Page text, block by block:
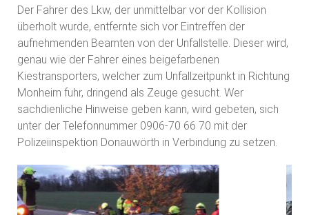
Der Fahrer des Lkw, der unmittelbar vor der Kollision
überholt wurde, entfernte sich vor Eintreffen der
aufnehmenden Beamten von der Unfallstelle. Dieser wird,
genau wie der Fahrer eines beigefarbenen
Kiestransporters, welcher zum Unfallzeitpunkt in Richtung
Monheim fuhr, dringend als Zeuge gesucht. Wer
sachdienliche Hinweise geben kann, wird gebeten, sich
unter der Telefonnummer 0906-70 66 70 mit der
Polizeiinspektion Donauwörth in Verbindung zu setzen.